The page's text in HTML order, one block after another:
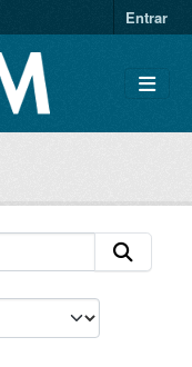
Entrar